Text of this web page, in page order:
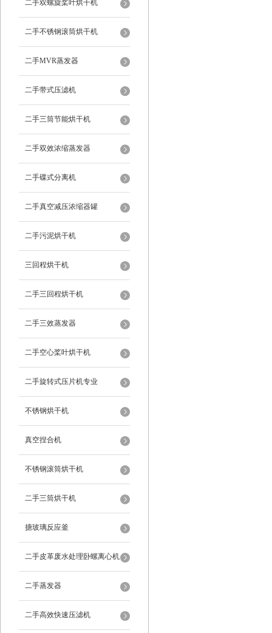
二手双螺旋桨叶烘干机
二手不锈钢滚筒烘干机
二手MVR蒸发器
二手带式压滤机
二手三筒节能烘干机
二手双效浓缩蒸发器
二手碟式分离机
二手真空减压浓缩器罐
二手污泥烘干机
三回程烘干机
二手三回程烘干机
二手三效蒸发器
二手空心桨叶烘干机
二手旋转式压片机专业
不锈钢烘干机
真空捏合机
不锈钢滚筒烘干机
二手三筒烘干机
搪玻璃反应釜
二手皮革废水处理卧螺离心机
二手蒸发器
二手高效快速压滤机